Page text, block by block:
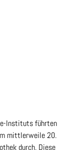
Instituts führten
mittlerweile 20.
durch. Diese